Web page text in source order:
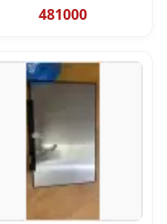
481000